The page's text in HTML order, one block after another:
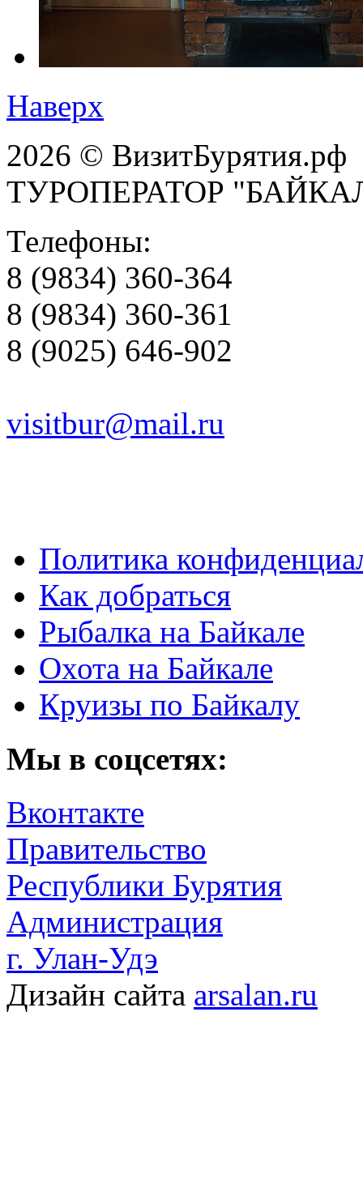
Наверх
2026 © ВизитБурятия.рф
ТУРОПЕРАТОР
Телефоны:
8 (9834) 360-364
8 (9834) 360-361
8 (9025) 646-902
visitbur@mail.ru
Политика
Как добраться
Рыбалка на Байкале
Охота на Байкале
Круизы по Байкалу
Мы в соцсетях:
Вконтакте
Правительство
Республики Бурятия
Администрация
г. Улан-Удэ
Дизайн сайта arsalan.ru